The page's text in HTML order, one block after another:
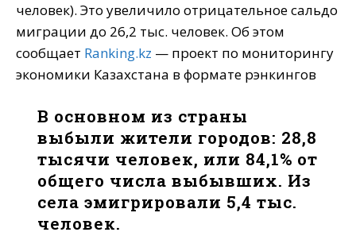
человек). Это увеличило отрицательное сальдо
миграции до 26,2 тыс. человек. Об этом
сообщает Ranking.kz — проект по мониторингу
экономики Казахстана в формате рэнкингов
В основном из страны
выбыли жители городов: 28,8
тысячи человек, или 84,1% от
общего числа выбывших. Из
села эмигрировали 5,4 тыс.
человек.